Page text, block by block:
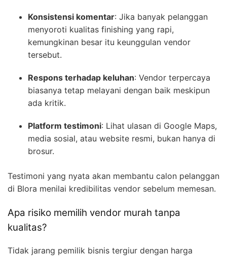
Konsistensi komentar: Jika banyak pelanggan
menyoroti kualitas finishing yang rapi,
kemungkinan besar itu keunggulan vendor
tersebut.
Respons terhadap keluhan: Vendor terpercaya
biasanya tetap melayani dengan baik meskipun
ada kritik.
Platform testimoni: Lihat ulasan di Google Maps,
media sosial, atau website resmi, bukan hanya di
brosur.
Testimoni yang nyata akan membantu calon pelanggan
di Blora menilai kredibilitas vendor sebelum memesan.
Apa risiko memilih vendor murah tanpa
kualitas?
Tidak jarang pemilik bisnis tergiur dengan harga